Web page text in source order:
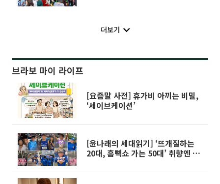
더보기
브라보 마이 라이프
[요즘말 사전] 휴가비 아끼는 비밀,
‘세이브케이션’
[윤나래의 세대읽기] ‘뜨개질하는
20대, 흠뻑쇼 가는 50대’ 취향엔 나